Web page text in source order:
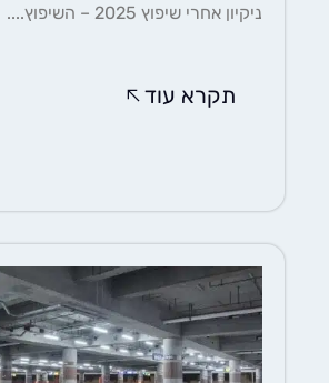
ניקיון אחרי שיפוץ 2025 – השיפוץ....
תקרא עוד